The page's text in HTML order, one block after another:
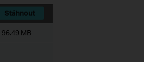
Stáhnout
96.49 MB